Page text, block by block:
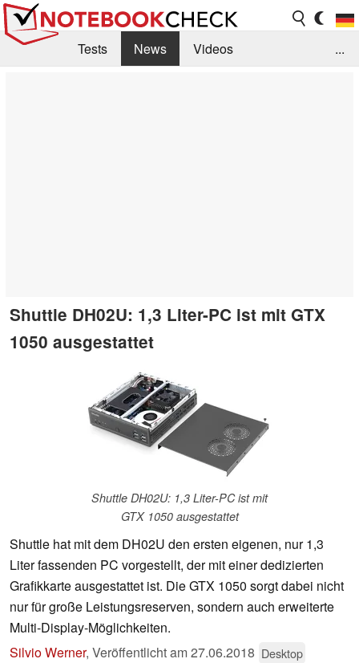
Tests News
Videos
...
Shuttle DH02U: 1,3 Liter-PC ist mit GTX
1050 ausgestattet
Shuttle DH02U: 1,3 Liter-PC ist mit
GTX 1050 ausgestattet
Shuttle hat mit dem DH02U den ersten eigenen, nur 1,3
Liter fassenden PC vorgestellt, der mit einer dedizierten
Grafikkarte ausgestattet ist. Die GTX 1050 sorgt dabei nicht
nur für große Leistungsreserven, sondern auch erweiterte
Multi-Display-Möglichkeiten.
Silvio Werner, Veröffentlicht am27.06.2018 Desktop